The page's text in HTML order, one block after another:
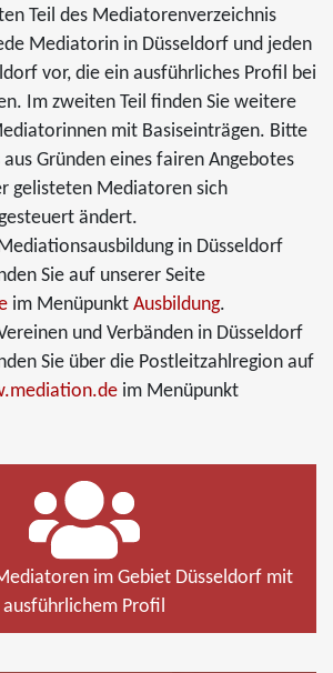
Teil des Mediatorenverzeichnis
Mediatorin in Düsseldorf und jeden
vor, die ein ausführliches Profil bei
Im zweiten Teil finden Sie weitere
mit Basiseinträgen. Bitte
aus Gründen eines fairen Angebotes
gelisteten Mediatoren sich
ändert.
in Düsseldorf
Sie auf unserer Seite
im Menüpunkt Ausbildung.
und Verbänden in Düsseldorf
Sie über die Postleitzahlregion auf
im Menüpunkt
im Gebiet Düsseldorf mit
ausführlichem Profil